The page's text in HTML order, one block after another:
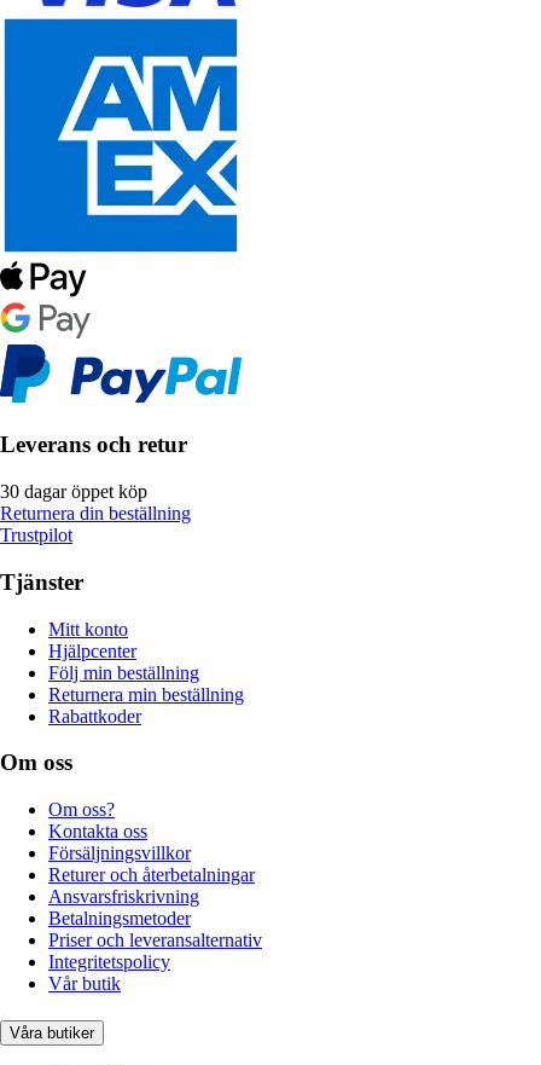
Leverans och retur
30 dagar öppet köp
Returnera din beställning
Trustpilot
Tjänster
Mitt konto
Hjälpcenter
Följ min beställning
Returnera min beställning
Rabattkoder
Om oss
Om oss?
Kontakta oss
Försäljningsvillkor
Returer och återbetalningar
Ansvarsfriskrivning
Betalningsmetoder
Priser och leveransalternativ
Integritetspolicy
Vår butik
Våra butiker